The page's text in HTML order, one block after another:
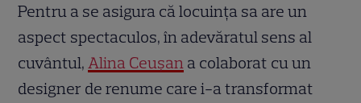
Pentru a se asigura că locuința sa are un
aspect spectaculos, în adevăratul sens al
cuvântul, Alina Ceușan a colaborat cu un
designer de renume care i-a transformat